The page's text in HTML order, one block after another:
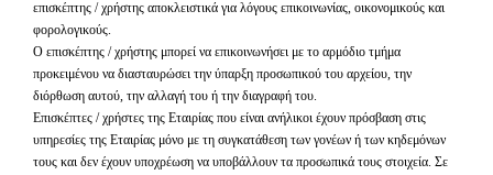
επισκέπτης / χρήστης αποκλειστικά για λόγους επικοινωνίας, οικονομικούς και
φορολογικούς.
Ο επισκέπτης / χρήστης μπορεί να επικοινωνήσει με το αρμόδιο τμήμα
προκειμένου να διασταυρώσει την ύπαρξη προσωπικού του αρχείου, την
διόρθωση αυτού, την αλλαγή του ή την διαγραφή του.
Επισκέπτες / χρήστες της Εταιρίας που είναι ανήλικοι έχουν πρόσβαση στις
υπηρεσίες της Εταιρίας μόνο με τη συγκατάθεση των γονέων ή των κηδεμόνων
τους και δεν έχουν υποχρέωση να υποβάλλουν τα προσωπικά τους στοιχεία. Σε